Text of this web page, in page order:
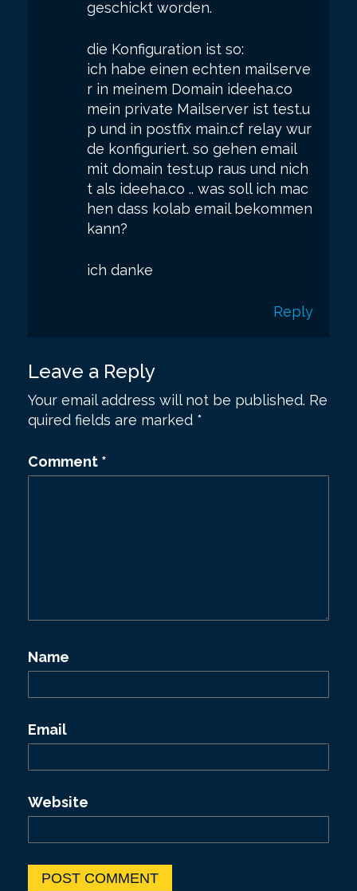
geschickt worden.
die Konfiguration ist so:
ich habe einen echten mailserve
r in meinem Domain ideeha.co
mein private Mailserver ist test.u
p und in postfix main.cf relay wur
de konfiguriert. so gehen email
mit domain test.up raus und nich
t als ideeha.co .. was soll ich mac
hen dass kolab email bekommen
kann?
ich danke
Reply
Leave a Reply
Your email address will not be published. Re
quired fields are marked *
Comment *
Name
Email
Website